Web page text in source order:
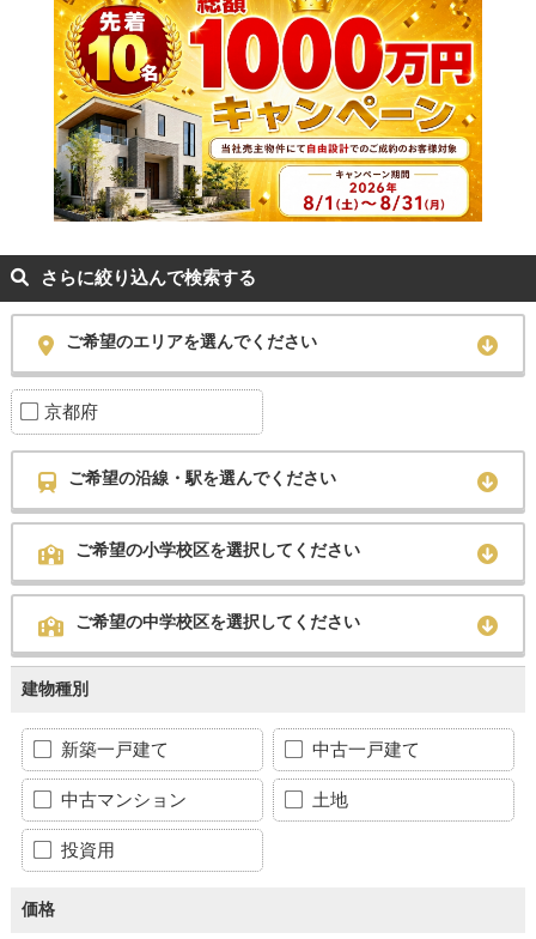
さらに絞り込んで検索する
ご希望のエリアを選んでください
京都府
ご希望の沿線・駅を選んでください
ご希望の小学校区を選択してください
ご希望の中学校区を選択してください
建物種別
新築一戸建て 中古一戸建て
中古マンション 土地
投資用
価格